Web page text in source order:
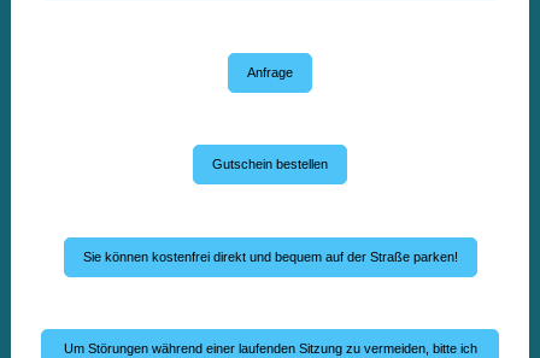
Anfrage
Gutschein bestellen
Sie können kostenfrei direkt und bequem auf der Straße parken!
Um Störungen während einer laufenden Sitzung zu vermeiden, bitte ich